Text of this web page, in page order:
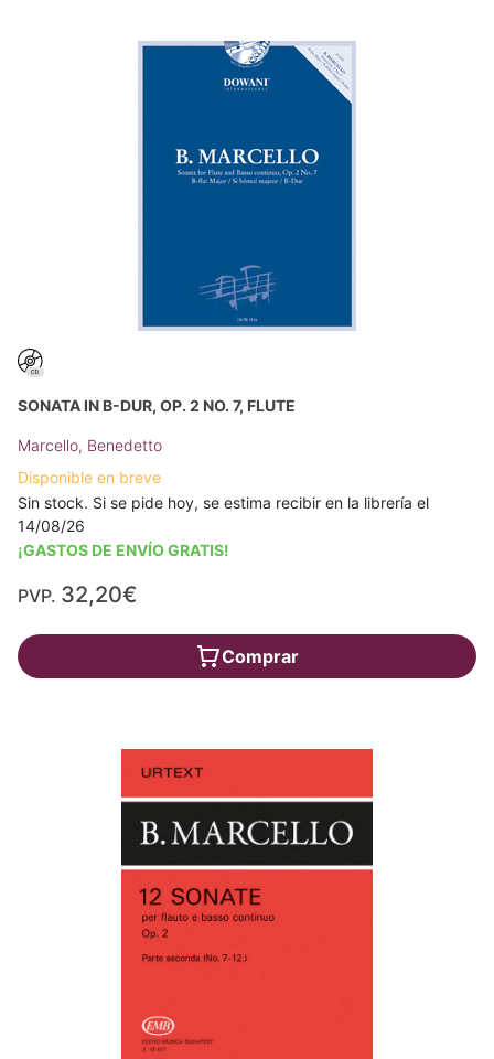
SONATA IN B-DUR, OP. 2 NO. 7, FLUTE
Marcello, Benedetto
Disponible en breve
Sin stock. Si se pide hoy, se estima recibir en la librería el
14/08/26
¡GASTOS DE ENVÍO GRATIS!
PVP. 32,20€
Comprar